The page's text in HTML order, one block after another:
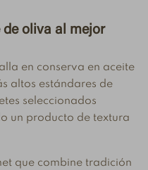
oliva al mejor
en conserva en aceite
altos estándares de
seleccionados
un producto de textura
que combine tradición